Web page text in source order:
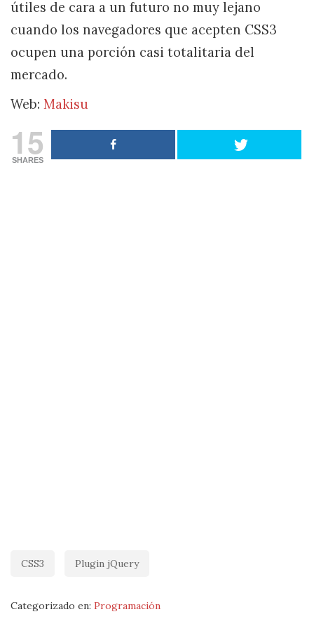
útiles de cara a un futuro no muy lejano
cuando los navegadores que acepten CSS3
ocupen una porción casi totalitaria del
mercado.
Web: Makisu
15
SHARES
CSS3 Plugin jQuery
Categorizado en: Programación